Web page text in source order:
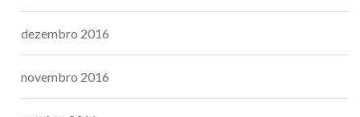
dezembro 2016
novembro 2016